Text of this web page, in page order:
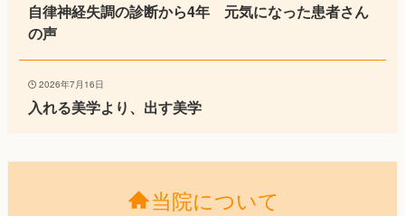
自律神経失調の診断から4年 元気になった患者さん
の声
2026年7月16日
入れる美学より、出す美学
当院について